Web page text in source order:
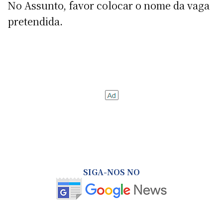
No Assunto, favor colocar o nome da vaga
pretendida.
SIGA-NOS NO